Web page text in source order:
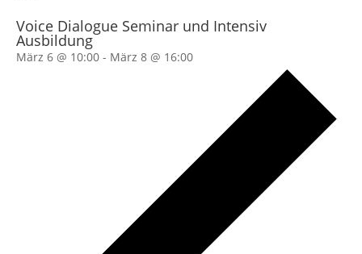
Voice Dialogue Seminar und Intensiv
Ausbildung
März 6 @ 10:00- März 8 @ 16:00